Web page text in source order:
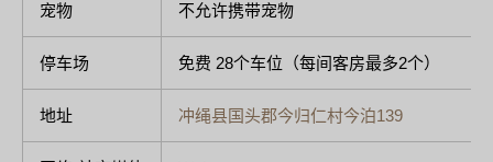
宠物 不允许携带宠物
停车场 免费 28个车位（每间客房最多2个）
地址 冲绳县国头郡今归仁村今泊139